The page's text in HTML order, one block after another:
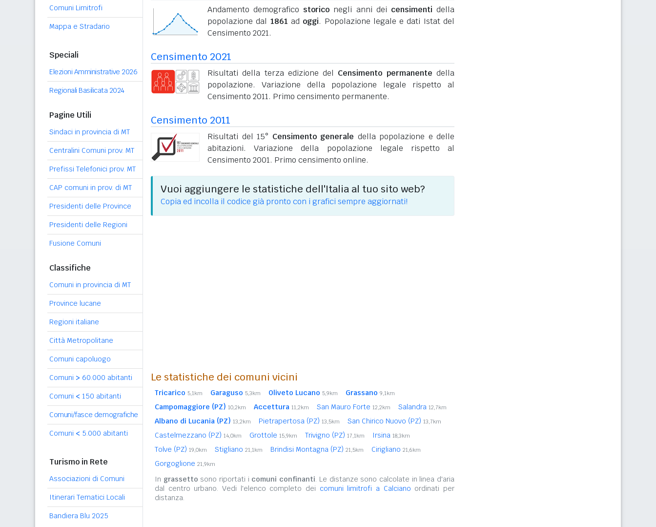
Comuni Limitrofi
Mappa e Stradario
Speciali
Elezioni Amministrative 2026
Regionali Basilicata 2024
Pagine Utili
Sindaci in provincia di MT
Centralini Comuni prov. MT
Prefissi Telefonici prov. MT
CAP comuni in prov. di MT
Presidenti delle Province
Presidenti delle Regioni
Fusione Comuni
Classifiche
Comuni in provincia di MT
Province lucane
Regioni italiane
Città Metropolitane
Comuni capoluogo
Comuni > 60.000 abitanti
Comuni < 150 abitanti
Comuni/fasce demografiche
Comuni < 5.000 abitanti
Turismo in Rete
Associazioni di Comuni
Itinerari Tematici Locali
Bandiera Blu 2025
Andamento demografico storico negli anni dei censimenti della
popolazione dal 1861 ad oggi. Popolazione legale e dati Istat del
Censimento 2021.
Censimento 2021
Risultati della terza edizione del Censimento permanente della
popolazione. Variazione della popolazione legale rispetto al
Censimento 2011. Primo censimento permanente.
Censimento 2011
Risultati del 15° Censimento generale della popolazione e delle
abitazioni. Variazione della popolazione legale rispetto al
Censimento 2001. Primo censimento online.
Vuoi aggiungere le statistiche dell'Italia al tuo sito web?
Copia ed incolla il codice già pronto con i grafici sempre aggiornati!
Le statistiche dei comuni vicini
Tricarico 5,1km Garaguso 5,3km Oliveto Lucano 5,9km Grassano 9,1km
Campomaggiore (PZ) 10,2km Accettura 11,2km San Mauro Forte 12,2km Salandra 12,7km
Albano di Lucania (PZ) 13,2km Pietrapertosa (PZ) 13,5km San Chirico Nuovo (PZ) 13,7km
Castelmezzano (PZ) 14,0km Grottole 15,9km Trivigno (PZ) 17,1km Irsina 18,3km
Tolve (PZ) 19,0km Stigliano 21,1km Brindisi Montagna (PZ) 21,5km Cirigliano 21,6km
Gorgoglione 21,9km
In grassetto sono riportati i comuni confinanti. Le distanze sono calcolate in linea d'aria
dal centro urbano. Vedi l'elenco completo dei comuni limitrofi a Calciano ordinati per
distanza.